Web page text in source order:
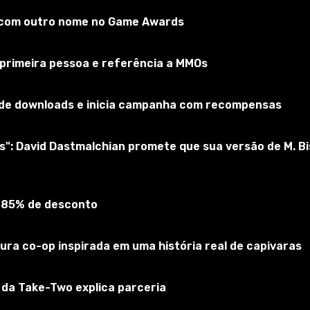
15 variantes de cores.
os arquivos .package na pasta Mods. Por padrão, ele
você baixou um complemento no formato .zip, ele deve
outro nome no Game Awards
pessoa e referência a MMOs
downloads e inicia campanha com recompensas
David Dastmalchian promete que sua versão de M.
de desconto
co-op inspirada em uma história real de capivaras
Take-Two explica parceria